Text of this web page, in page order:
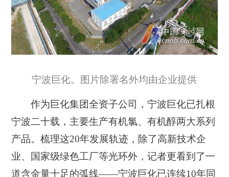
宁波巨化。图片除署名外均由企业提供
作为巨化集团全资子公司，宁波巨化已扎根
宁波二十载，主要生产有机氯、有机醇两大系列
产品。梳理这20年发展轨迹，除了高新技术企
业、国家级绿色工厂等光环外，记者更看到了一
道含金量十足的弧线——宁波巨化已连续10年同